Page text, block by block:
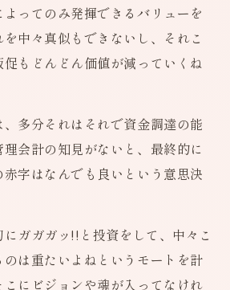
ってのみ発揮できるバリューを
中々真似もできないし、それこ
もどんどん価値が減っていくね
多分それはそれで資金調達の能
会計の知見がないと、最終的に
字はなんでも良いという意思決
ガガガッ!!と投資をして、中々こ
は重たいよねというモートを計
にビジョンや魂が入ってなけれ